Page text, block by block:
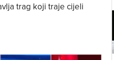
trag koji traje cijeli